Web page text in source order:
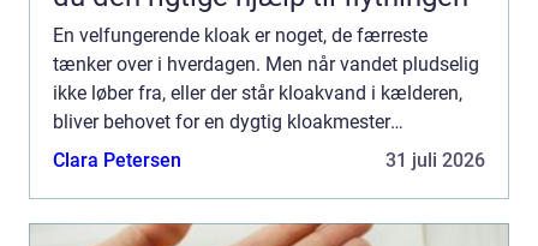
En velfungerende kloak er noget, de færreste
tænker over i hverdagen. Men når vandet pludselig
ikke løber fra, eller der står kloakvand i kælderen,
bliver behovet for en dygtig kloakmester
Aabenbraa meget konkret. En autoriseret
Clara Petersen 31 juli 2026